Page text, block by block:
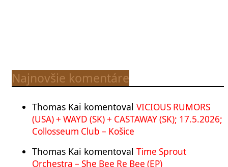
Najnovšie komentáre
Thomas Kai komentoval VICIOUS RUMORS
(USA) + WAYD (SK) + CASTAWAY (SK); 17.5.2026;
Collosseum Club – Košice
Thomas Kai komentoval Time Sprout
Orchestra – She Bee Re Bee (EP)